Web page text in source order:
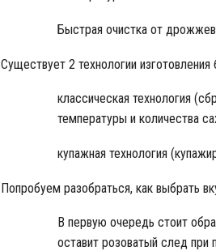
Быстрая очистка от
Существует 2 технологии
классическая технология
температуры и количества
купажная технология
Попробуем разобраться, как выбрать
В первую очередь стоит
оставит розоватый след при